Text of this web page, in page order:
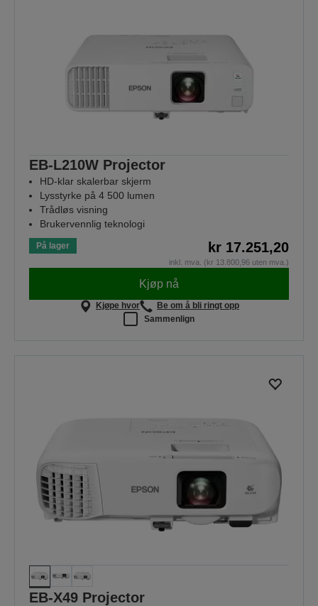
EB-L210W Projector
HD-klar skalerbar skjerm
Lysstyrke på 4 500 lumen
Trådløs visning
Brukervennlig teknologi
På lager kr 17.251,20
inkl. mva. (kr 13.800,96 uten mva.)
Kjøp nå
Kjøpe hvor
Be om å bli ringt opp
Sammenlign
EB-X49 Projector